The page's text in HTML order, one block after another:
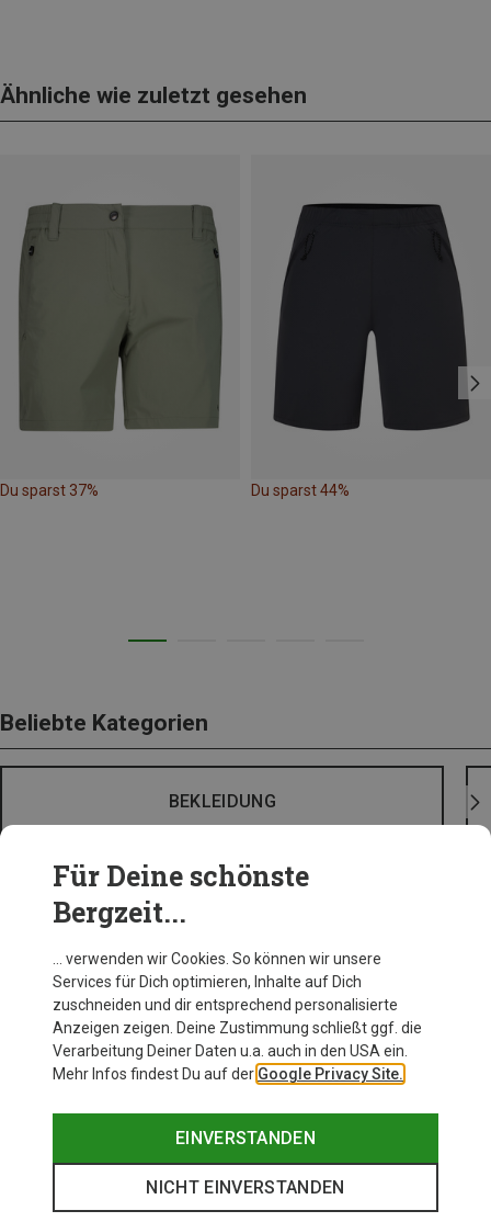
Ähnliche wie zuletzt gesehen
Du sparst 37% Du sparst 44%
Beliebte Kategorien
BEKLEIDUNG
Für Deine schönste
Bergzeit...
… verwenden wir Cookies. So können wir unsere
Services für Dich optimieren, Inhalte auf Dich
zuschneiden und dir entsprechend personalisierte
Anzeigen zeigen. Deine Zustimmung schließt ggf. die
Verarbeitung Deiner Daten u.a. auch in den USA ein.
Mehr Infos findest Du auf der Google Privacy Site.
EINVERSTANDEN
NICHT EINVERSTANDEN